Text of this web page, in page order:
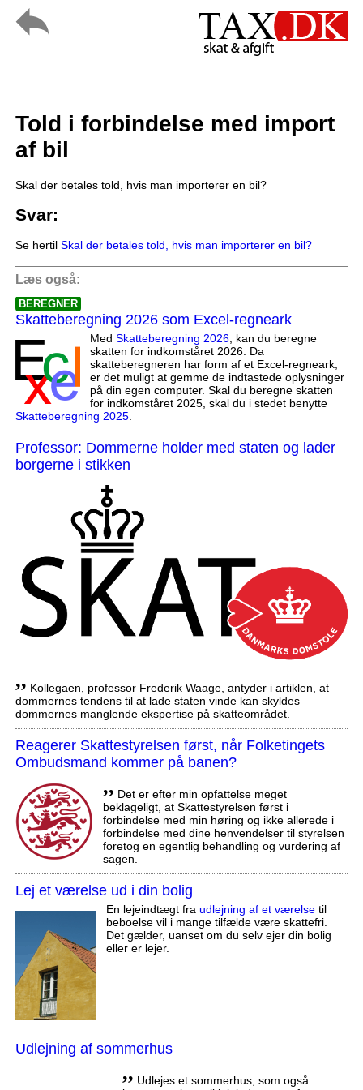
Told i forbindelse med import
af bil
Skal der betales told, hvis man importerer en bil?
Svar:
Se hertil Skal der betales told, hvis man importerer en bil?
Læs også:
BEREGNER
Skatteberegning 2026 som Excel-regneark
Med Skatteberegning 2026, kan du beregne
skatten for indkomståret 2026. Da
skatteberegneren har form af et Excel-regneark,
er det muligt at gemme de indtastede oplysninger
på din egen computer. Skal du beregne skatten
for indkomståret 2025, skal du i stedet benytte
Skatteberegning 2025.
Professor: Dommerne holder med staten og lader
borgerne i stikken
,, Kollegaen, professor Frederik Waage, antyder i artiklen, at
dommernes tendens til at lade staten vinde kan skyldes
dommernes manglende ekspertise på skatteområdet.
Reagerer Skattestyrelsen først, når Folketingets
Ombudsmand kommer på banen?
,, Det er efter min opfattelse meget
beklageligt, at Skattestyrelsen først i
forbindelse med min høring og ikke allerede i
forbindelse med dine henvendelser til styrelsen
foretog en egentlig behandling og vurdering af
sagen.
Lej et værelse ud i din bolig
En lejeindtægt fra udlejning af et værelsetil
beboelse vil i mange tilfælde være skattefri.
Det gælder, uanset om du selv ejer din bolig
eller er lejer.
Udlejning af sommerhus
,, Udlejes et sommerhus, som også